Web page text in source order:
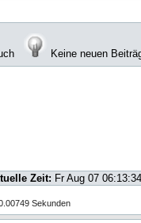
Keine neuen
Zeit: Fr Aug 07
Sekunden